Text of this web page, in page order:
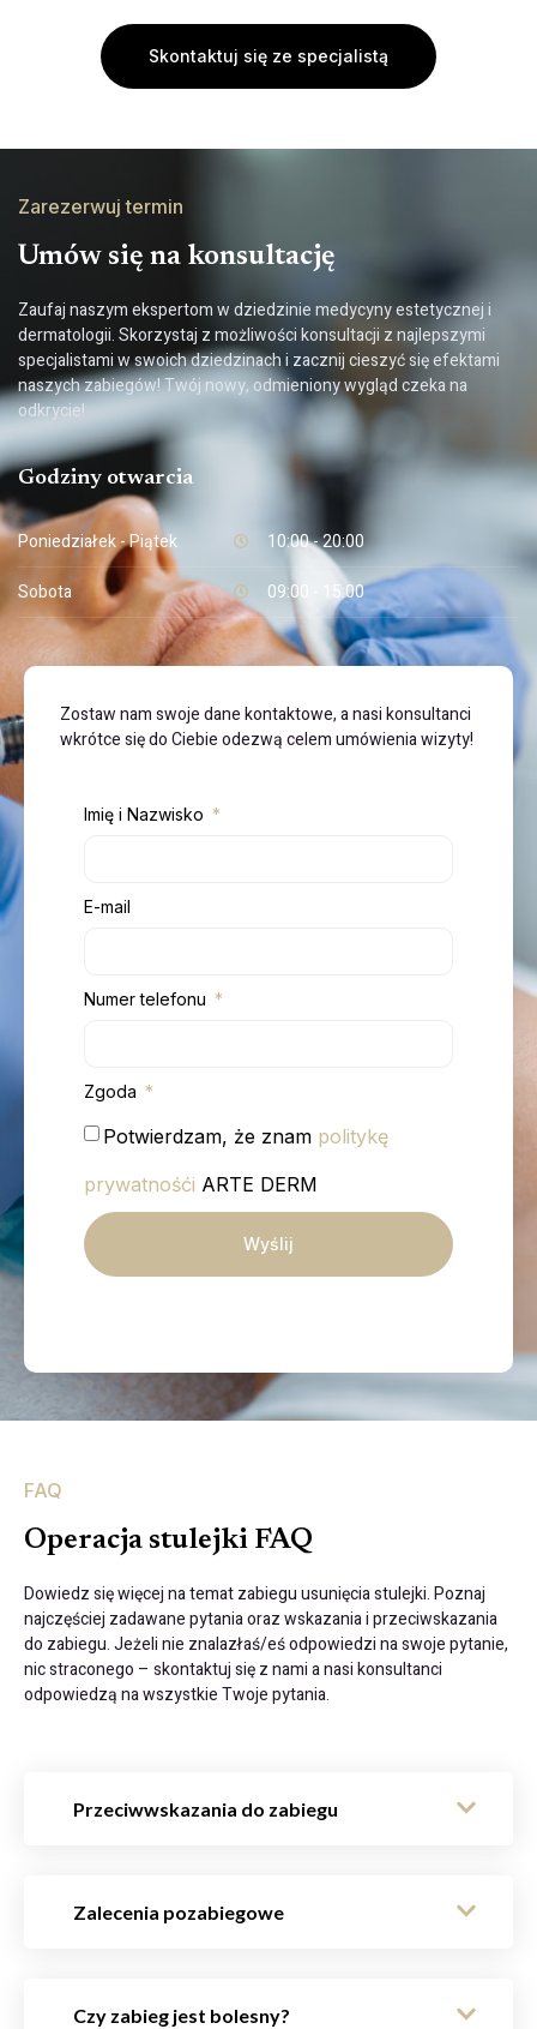
Skontaktuj się ze specjalistą
Zarezerwuj termin
Umów się na konsultację
Zaufaj naszym ekspertom w dziedzinie medycyny estetycznej i
dermatologii. Skorzystaj z możliwości konsultacji z najlepszymi
specjalistami w swoich dziedzinach i zacznij cieszyć się efektami
naszych zabiegów! Twój nowy, odmieniony wygląd czeka na
odkrycie!
Godziny otwarcia
Poniedziałek - Piątek
10:00 - 20:00
Sobota
09:00 - 15:00
Zostaw nam swoje dane kontaktowe, a nasi konsultanci
wkrótce się do Ciebie odezwą celem umówienia wizyty!
Imię i Nazwisko
E-mail
Numer telefonu
Zgoda
Potwierdzam, że znam politykę
prywatnośći ARTE DERM
Wyślij
FAQ
Operacja stulejki FAQ
Dowiedz się więcej na temat zabiegu usunięcia stulejki. Poznaj
najczęściej zadawane pytania oraz wskazania i przeciwskazania
do zabiegu. Jeżeli nie znalazłaś/eś odpowiedzi na swoje pytanie,
nic straconego – skontaktuj się z nami a nasi konsultanci
odpowiedzą na wszystkie Twoje pytania.
Przeciwwskazania do zabiegu
Zalecenia pozabiegowe
Czy zabieg jest bolesny?